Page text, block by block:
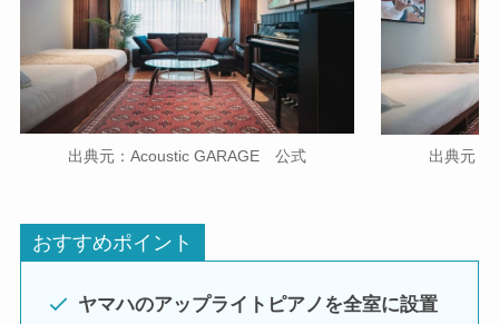
出典元：Acoustic GARAGE 公式 出典元：
おすすめポイント
ヤマハのアップライトピアノを全室に設置